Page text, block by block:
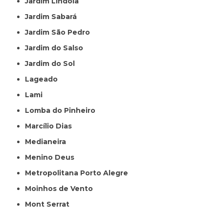
Jardim Sabará
Jardim São Pedro
Jardim do Salso
Jardim do Sol
Lageado
Lami
Lomba do Pinheiro
Marcílio Dias
Medianeira
Menino Deus
Metropolitana Porto Alegre
Moinhos de Vento
Mont Serrat